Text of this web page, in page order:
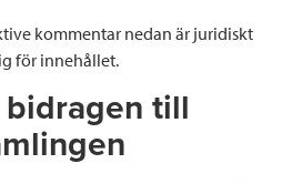
kommentar nedan är juridiskt
för innehållet.
bidragen till